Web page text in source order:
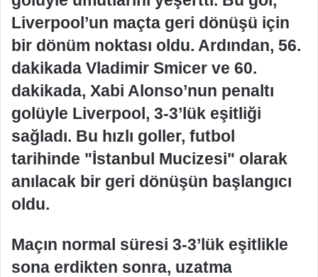
Liverpool’un maçta geri dönüşü için
bir dönüm noktası oldu. Ardından, 56.
dakikada Vladimir Smicer ve 60.
dakikada, Xabi Alonso’nun penaltı
golüyle Liverpool, 3-3’lük eşitliği
sağladı. Bu hızlı goller, futbol
tarihinde "İstanbul Mucizesi" olarak
anılacak bir geri dönüşün başlangıcı
oldu.
Maçın normal süresi 3-3’lük eşitlikle
sona erdikten sonra, uzatma